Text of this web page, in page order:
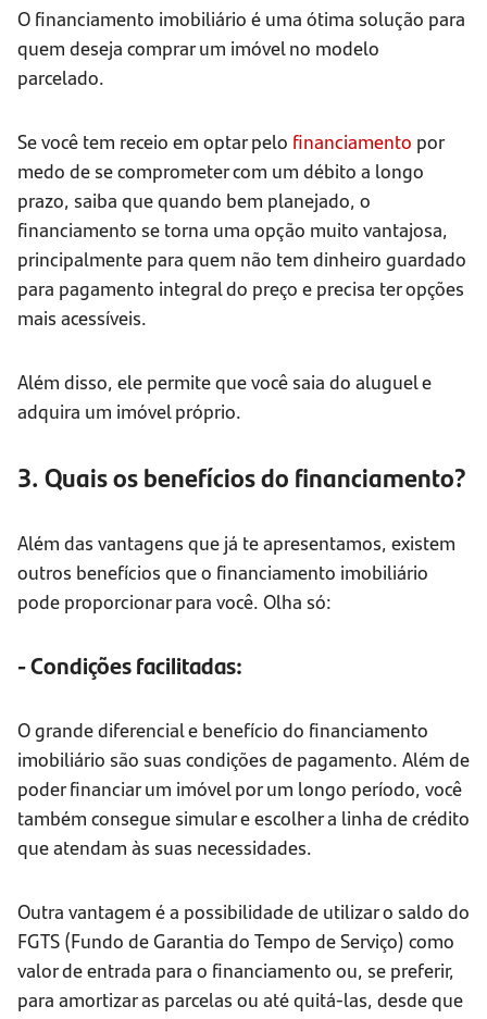
O financiamento imobiliário é uma ótima solução para
quem deseja comprar um imóvel no modelo
parcelado.
Se você tem receio em optar pelo financiamento por
medo de se comprometer com um débito a longo
prazo, saiba que quando bem planejado, o
financiamento se torna uma opção muito vantajosa,
principalmente para quem não tem dinheiro guardado
para pagamento integral do preço e precisa ter opções
mais acessíveis.
Além disso, ele permite que você saia do aluguel e
adquira um imóvel próprio.
3. Quais os benefícios do financiamento?
Além das vantagens que já te apresentamos, existem
outros benefícios que o financiamento imobiliário
pode proporcionar para você. Olha só:
- Condições facilitadas:
O grande diferencial e benefício do financiamento
imobiliário são suas condições de pagamento. Além de
poder financiar um imóvel por um longo período, você
também consegue simular e escolher a linha de crédito
que atendam às suas necessidades.
Outra vantagem é a possibilidade de utilizar o saldo do
FGTS (Fundo de Garantia do Tempo de Serviço) como
valor de entrada para o financiamento ou, se preferir,
para amortizar as parcelas ou até quitá-las, desde que